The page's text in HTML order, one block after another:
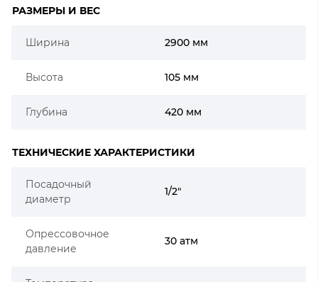
РАЗМЕРЫ И ВЕС
Ширина 2900 мм
Высота 105 мм
Глубина 420 мм
ТЕХНИЧЕСКИЕ ХАРАКТЕРИСТИКИ
Посадочный
диаметр
1/2"
Опрессовочное
давление
30 атм